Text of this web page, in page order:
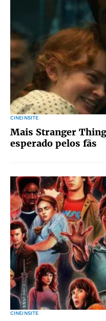
CINEINSITE
Mais Stranger
esperado pelos fãs
CINEINSITE